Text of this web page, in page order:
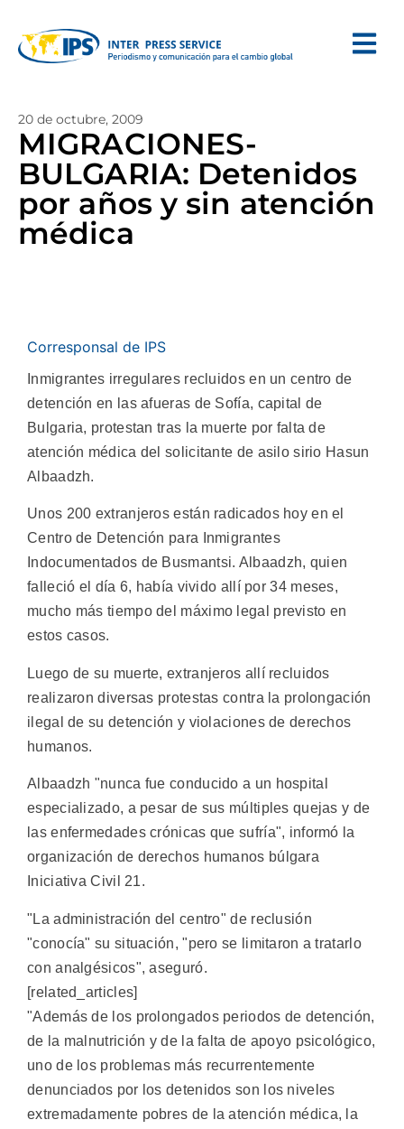
20 de octubre, 2009
MIGRACIONES-
BULGARIA: Detenidos
por años y sin atención
médica
Corresponsal de IPS
Inmigrantes irregulares recluidos en un centro de
detención en las afueras de Sofía, capital de
Bulgaria, protestan tras la muerte por falta de
atención médica del solicitante de asilo sirio Hasun
Albaadzh.
Unos 200 extranjeros están radicados hoy en el
Centro de Detención para Inmigrantes
Indocumentados de Busmantsi. Albaadzh, quien
falleció el día 6, había vivido allí por 34 meses,
mucho más tiempo del máximo legal previsto en
estos casos.
Luego de su muerte, extranjeros allí recluidos
realizaron diversas protestas contra la prolongación
ilegal de su detención y violaciones de derechos
humanos.
Albaadzh "nunca fue conducido a un hospital
especializado, a pesar de sus múltiples quejas y de
las enfermedades crónicas que sufría", informó la
organización de derechos humanos búlgara
Iniciativa Civil 21.
"La administración del centro" de reclusión
"conocía" su situación, "pero se limitaron a tratarlo
con analgésicos", aseguró.
[related_articles]
"Además de los prolongados periodos de detención,
de la malnutrición y de la falta de apoyo psicológico,
uno de los problemas más recurrentemente
denunciados por los detenidos son los niveles
extremadamente pobres de la atención médica, la